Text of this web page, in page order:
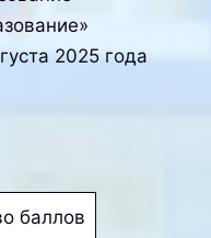
2025 года
баллов